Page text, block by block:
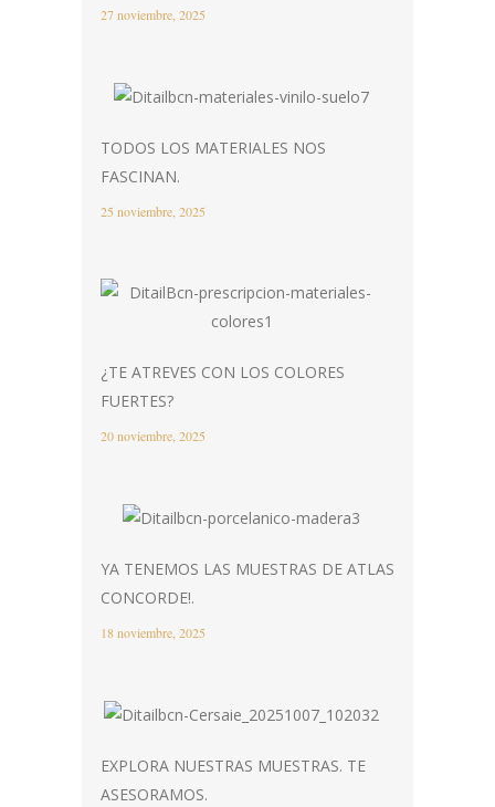
27 noviembre, 2025
TODOS LOS MATERIALES NOS
FASCINAN.
25 noviembre, 2025
¿TE ATREVES CON LOS COLORES
FUERTES?
20 noviembre, 2025
YA TENEMOS LAS MUESTRAS DE ATLAS
CONCORDE!.
18 noviembre, 2025
EXPLORA NUESTRAS MUESTRAS. TE
ASESORAMOS.